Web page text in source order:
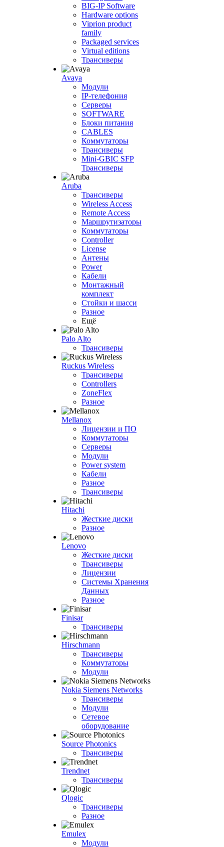
BIG-IP Software
Hardware options
Viprion product
family
Packaged services
Virtual editions
Трансиверы
Avaya
Модули
IP-телефония
Серверы
SOFTWARE
Блоки питания
CABLES
Коммутаторы
Трансиверы
Mini-GBIC SFP
Трансиверы
Aruba
Трансиверы
Wireless Access
Remote Access
Маршрутизаторы
Коммутаторы
Controller
License
Антены
Power
Кабели
Монтажный
комплект
Стойки и шасси
Разное
Ещё
Palo Alto
Трансиверы
Ruckus Wireless
Трансиверы
Controllers
ZoneFlex
Разное
Mellanox
Лицензии и ПО
Коммутаторы
Серверы
Модули
Power system
Кабели
Разное
Трансиверы
Hitachi
Жесткие диски
Разное
Lenovo
Жесткие диски
Трансиверы
Лицензии
Системы Хранения
Данных
Разное
Finisar
Трансиверы
Hirschmann
Трансиверы
Коммутаторы
Модули
Nokia Siemens Networks
Трансиверы
Модули
Сетевое
оборудование
Source Photonics
Трансиверы
Trendnet
Трансиверы
Qlogic
Трансиверы
Разное
Emulex
Модули